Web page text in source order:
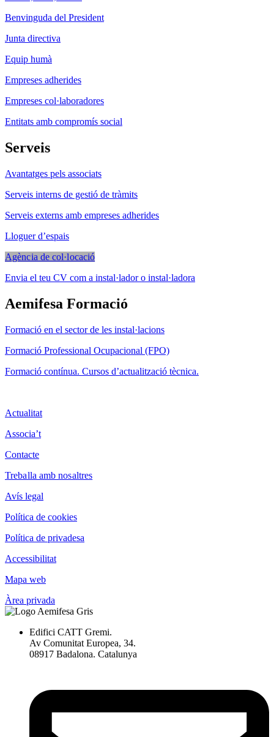
Benvinguda del President
Junta directiva
Equip humà
Empreses adherides
Empreses col·laboradores
Entitats amb compromís social
Serveis
Avantatges pels associats
Serveis interns de gestió de tràmits
Serveis externs amb empreses adherides
Lloguer d’espais
Agència de col·locació
Envia el teu CV com a instal·lador o instal·ladora
Aemifesa Formació
Formació en el sector de les instal·lacions
Formació Professional Ocupacional (FPO)
Formació contínua. Cursos d’actualització tècnica.
Actualitat
Associa’t
Contacte
Treballa amb nosaltres
Avís legal
Política de cookies
Política de privadesa
Accessibilitat
Mapa web
Àrea privada
Edifici CATT Gremi.
Av Comunitat Europea, 34.
08917 Badalona. Catalunya